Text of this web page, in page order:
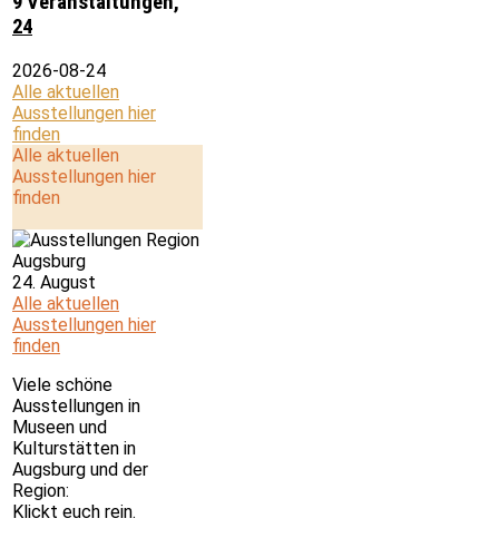
24
2026-08-24
Alle aktuellen
Ausstellungen hier
finden
Alle aktuellen
Ausstellungen hier
finden
24. August
Alle aktuellen
Ausstellungen hier
finden
Viele schöne
Ausstellungen in
Museen und
Kulturstätten in
Augsburg und der
Region:
Klickt euch rein.